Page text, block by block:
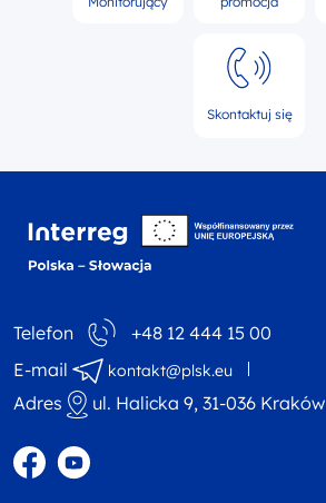
Skontaktuj się
Telefon
+48 12 444 15 00
E-mail
kontakt@plsk.eu
Adres ul. Halicka 9, 31-036 Kraków
Profil w portalu Facebook
Profil w portalu YouTube